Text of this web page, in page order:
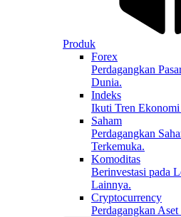
Produk
Forex
Perdagangkan
Dunia.
Indeks
Ikuti Tren Ekonomi
Saham
Perdagangkan
Terkemuka.
Komoditas
Berinvestasi pada
Lainnya.
Cryptocurrency
Perdagangkan